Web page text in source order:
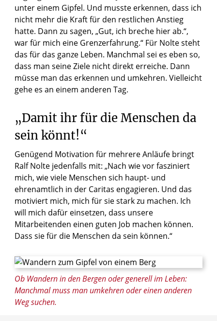
© everst / Shutterstock.com
Ob Wandern in den Bergen oder generell im Leben:
Manchmal muss man umkehren oder einen anderen
Weg suchen.
unter einem Gipfel. Und musste erkennen, dass ich
nicht mehr die Kraft für den restlichen Anstieg
hatte. Dann zu sagen, „Gut, ich breche hier ab.“,
war für mich eine Grenzerfahrung.“ Für Nolte steht
das für das ganze Leben. Manchmal sei es eben so,
dass man seine Ziele nicht direkt erreiche. Dann
müsse man das erkennen und umkehren. Vielleicht
gehe es an einem anderen Tag.
„Damit ihr für die Menschen da
sein könnt!“
Genügend Motivation für mehrere Anläufe bringt
Ralf Nolte jedenfalls mit: „Nach wie vor fasziniert
mich, wie viele Menschen sich haupt- und
ehrenamtlich in der Caritas engagieren. Und das
motiviert mich, mich für sie stark zu machen. Ich
will mich dafür einsetzen, dass unsere
Mitarbeitenden einen guten Job machen können.
Dass sie für die Menschen da sein können.“